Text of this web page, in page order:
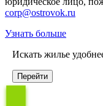
corp@ostrovok.ru
Узнать больше
Искать жилье
Перейти